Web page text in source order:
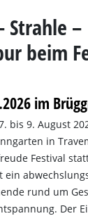
Strahle –
beim
im
bis 9. August
in
Festival
ein
rund um
Der